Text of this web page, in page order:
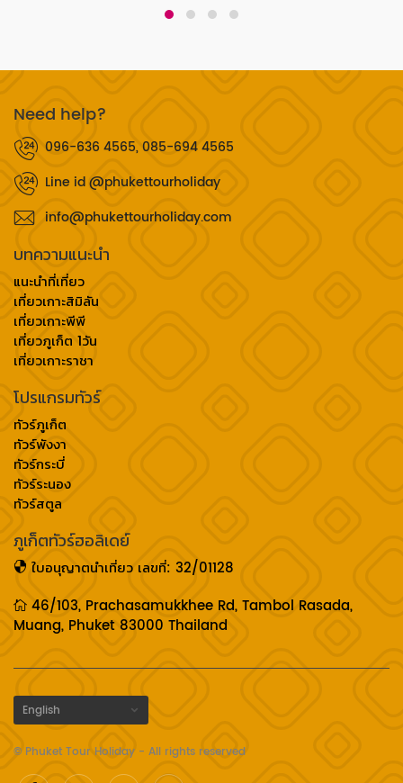
Need help?
096-636 4565, 085-694 4565
Line id @phukettourholiday
info@phukettourholiday.com
บทความแนะนำ
แนะนำที่เที่ยว
เที่ยวเกาะสิมิลัน
เที่ยวเกาะพีพี
เที่ยวภูเก็ต 1วัน
เที่ยวเกาะราชา
โปรแกรมทัวร์
ทัวร์ภูเก็ต
ทัวร์พังงา
ทัวร์กระบี่
ทัวร์ระนอง
ทัวร์สตูล
ภูเก็ตทัวร์ฮอลิเดย์
ใบอนุญาตนำเที่ยว เลขที่: 32/01128
46/103, Prachasamukkhee Rd, Tambol Rasada,
Muang, Phuket 83000 Thailand
© Phuket Tour Holiday - All rights reserved